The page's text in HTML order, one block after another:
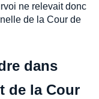
ne relevait donc
de la Cour de
dans
de la Cour